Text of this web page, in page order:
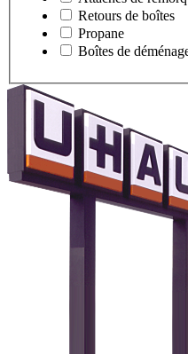
Retours de boîtes
Propane
Boîtes de